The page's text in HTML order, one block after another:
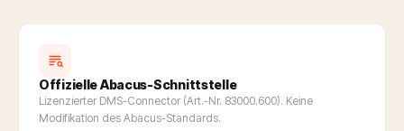
Offizielle Abacus-Schnittstelle
Lizenzierter DMS-Connector (Art.-Nr. 83000.600). Keine
Modifikation des Abacus-Standards.